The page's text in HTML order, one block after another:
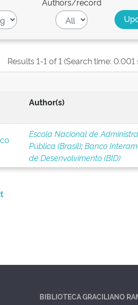
Results 1-1 of 1 (Search time: 0.001
Author(s)
Escola Nacional de
Pública (Brasil);Banco
de Desenvolvimento (BID)
BIBLIOTECA GRACILIANO